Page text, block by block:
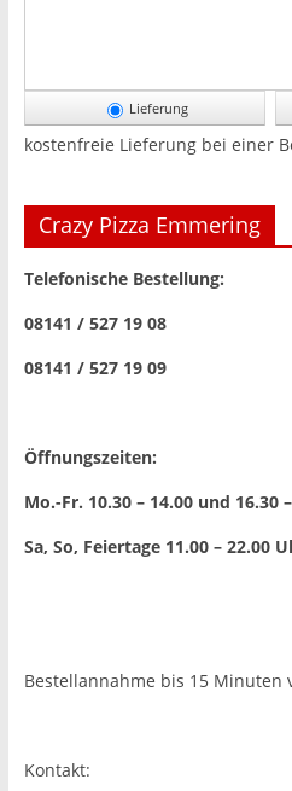
Lieferung
kostenfreie Lieferung bei einer
Crazy Pizza Emmering
Telefonische Bestellung:
08141 / 527 19 08
08141 / 527 19 09
Öffnungszeiten:
Mo.-Fr. 10.30 – 14.00 und 16.30
Sa, So, Feiertage 11.00 – 22.00
Bestellannahme bis 15 Minuten
Kontakt: